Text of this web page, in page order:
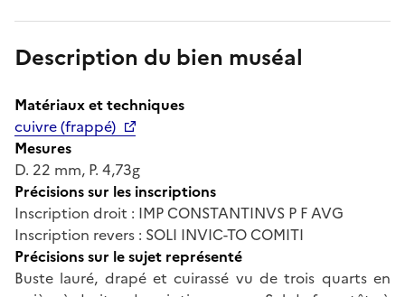
Description du bien muséal
Matériaux et techniques
cuivre (frappé)
Mesures
D. 22 mm, P. 4,73g
Précisions sur les inscriptions
Inscription droit : IMP CONSTANTINVS P F AVG
Inscription revers : SOLI INVIC-TO COMITI
Précisions sur le sujet représenté
Buste lauré, drapé et cuirassé vu de trois quarts en